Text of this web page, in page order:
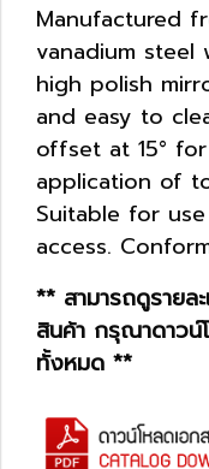
Manufactured
vanadium steel
high polish
and easy to
offset at 15°
application of
Suitable for
access.
** สามารถดูรายล
สินค้า กรุณาดาวน์
ทั้งหมด **